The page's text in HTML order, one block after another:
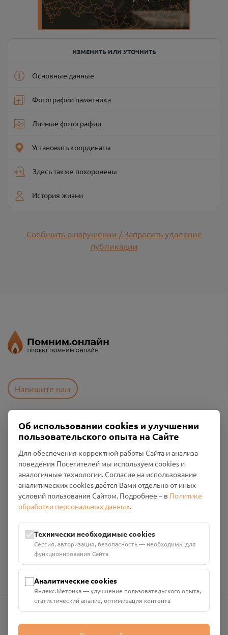
ИЗМЕНИТЬ ИЛИ УТОЧНИТЬ
Основные данные
Фотографии памятника
Личные фотографии
Установить координаты
Здесь также похоронены
История жизни
Сообщить о нарушении / Запросить удаление
публикации
Напишите нам
Пользовательское соглашение
Политика конфиденциальности
Промо-материалы
Настройки cookies
Общество с ограниченной ответственностью «Смоленский
Проект Помним»
Юридический адрес: 216790, Смоленская область, р-н
Руднянский, г. Рудня, улица Западная, д. 26А, пом. 18
Номер счёта: 40702810901130004287 в АО "АЛЬФА-БАНК"
Кор. счёт: 30101810200000000593
info@pomnim.online
Об использовании cookies и улучшении
пользовательского опыта на Сайте
Для обеспечения корректной работы Сайта и анализа
поведения Посетителей мы используем cookies и
аналогичные технологии. Согласие на использование
аналитических cookies даётся Вами отдельно от иных
условий пользования Сайтом. Подробнее – в Политике
обработки персональных данных.
Технически необходимые cookies
Сессия, авторизация, безопасность — необходимы для
функционирования Сайта
Аналитические cookies
Яндекс.Метрика — улучшение пользовательского опыта,
статистический анализ, оптимизация контента